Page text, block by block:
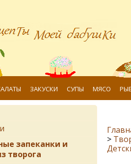
ЗАКУСКИ СУПЫ МЯСО
>
запеканки и
творога